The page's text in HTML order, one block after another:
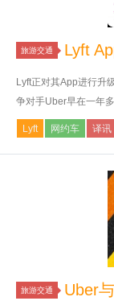
旅游交通 Lyft
Lyft正对其App进行升
争对手Uber早在一年
Lyft 网约车 译讯
旅游交通
Uber